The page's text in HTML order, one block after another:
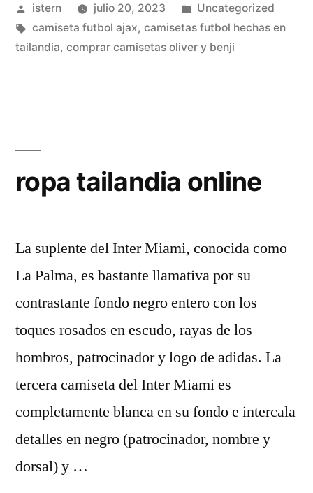
2017
tailandia»
Publicado
por
istern julio 20, 2023
Publicado
en
Uncategorized
Etiquetas:
camiseta futbol ajax, camisetas futbol hechas en
tailandia, comprar camisetas oliver y benji
ropa tailandia online
La suplente del Inter Miami, conocida como
La Palma, es bastante llamativa por su
contrastante fondo negro entero con los
toques rosados en escudo, rayas de los
hombros, patrocinador y logo de adidas. La
tercera camiseta del Inter Miami es
completamente blanca en su fondo e intercala
detalles en negro (patrocinador, nombre y
dorsal) y …